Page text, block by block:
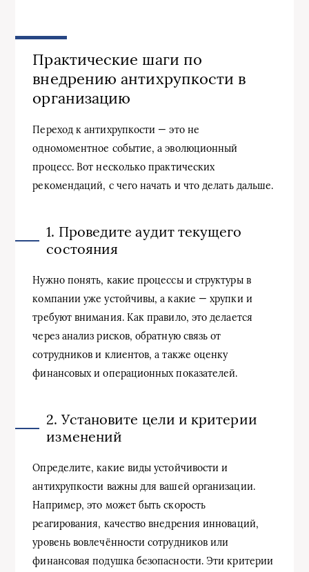
Практические шаги по
внедрению антихрупкости в
организацию
Переход к антихрупкости — это не
одномоментное событие, а эволюционный
процесс. Вот несколько практических
рекомендаций, с чего начать и что делать дальше.
1. Проведите аудит текущего
состояния
Нужно понять, какие процессы и структуры в
компании уже устойчивы, а какие — хрупки и
требуют внимания. Как правило, это делается
через анализ рисков, обратную связь от
сотрудников и клиентов, а также оценку
финансовых и операционных показателей.
2. Установите цели и критерии
изменений
Определите, какие виды устойчивости и
антихрупкости важны для вашей организации.
Например, это может быть скорость
реагирования, качество внедрения инноваций,
уровень вовлечённости сотрудников или
финансовая подушка безопасности. Эти критерии